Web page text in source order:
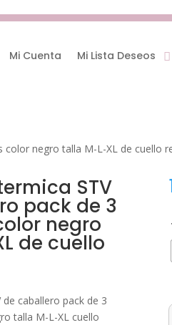
Mi Cuenta Mi Lista Deseos
color negro talla M-L-XL de cuello
STV
pack de 3
negro
de cuello
caballero pack de 3
talla M-L-XL cuello